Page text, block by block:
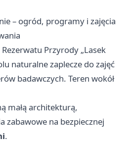
– ogród, programy i zajęcia
Przyrody „Lasek
naturalne zaplecze do zajęć
badawczych. Teren wokół
małą architekturą,
zabawowe na bezpiecznej
.